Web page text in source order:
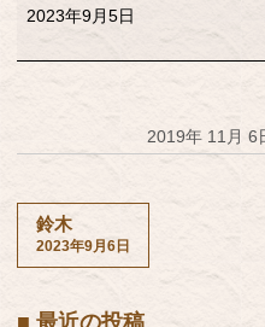
2023年9月5日
2019年 11月 6
鈴木
2023年9月6日
■ 最近の投稿